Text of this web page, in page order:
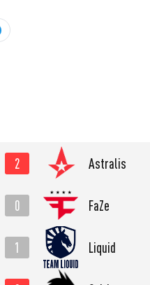
2 Astralis
0 FaZe
1 Liquid